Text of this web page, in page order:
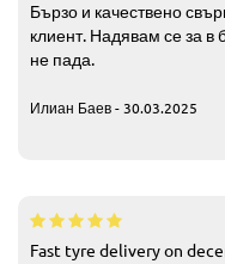
Бързо и качествено
клиент. Надявам се за в
не пада.
Илиан Баев - 30.03.2025
Fast tyre delivery on